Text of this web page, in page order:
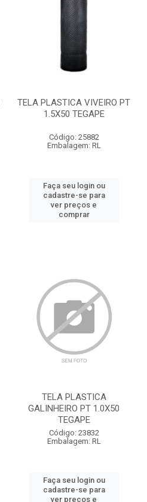
TELA PLASTICA VIVEIRO PT
1.5X50 TEGAPE
Código: 25882
Embalagem: RL
Faça seu login ou
cadastre-se para
ver preços e
comprar
TELA PLASTICA
GALINHEIRO PT 1.0X50
TEGAPE
Código: 23832
Embalagem: RL
Faça seu login ou
cadastre-se para
ver preços e